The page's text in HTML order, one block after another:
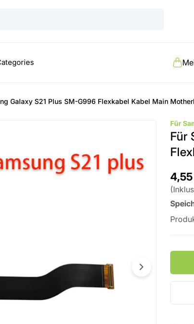
Galaxy S21 Plus SM-G996 Flexkabel Kabel Main
Für
Für
4,55
(